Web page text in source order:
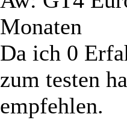
Monaten
Da ich 0
zum testen
empfehlen.